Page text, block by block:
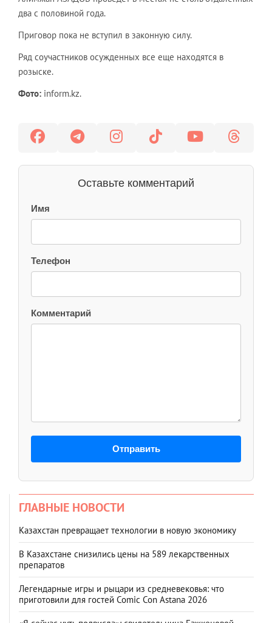
два с половиной года.
Приговор пока не вступил в законную силу.
Ряд соучастников осужденных все еще находятся в
розыске.
Фото: inform.kz.
Оставьте комментарий
Имя
Телефон
Комментарий
Отправить
ГЛАВНЫЕ НОВОСТИ
Казахстан превращает технологии в новую экономику
В Казахстане снизились цены на 589 лекарственных
препаратов
Легендарные игры и рыцари из средневековья: что
приготовили для гостей Comic Con Astana 2026